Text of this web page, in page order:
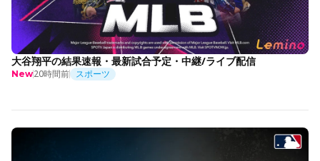
大谷翔平の結果速報・最新試合予定・中継/ライブ配信
New20時間前 スポーツ